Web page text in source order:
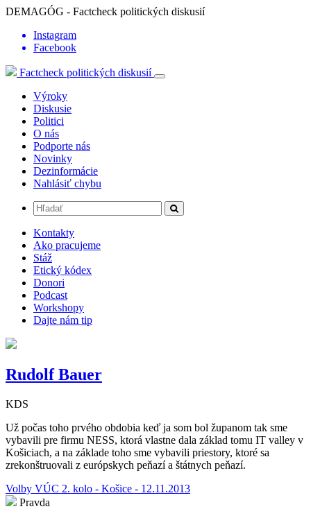
DEMAGÓG - Factcheck politických diskusií
Instagram
Facebook
Factcheck politických diskusií
Výroky
Diskusie
Politici
O nás
Podporte nás
Novinky
Dezinformácie
Nahlásiť chybu
Kontakty
Ako pracujeme
Stáž
Etický kódex
Donori
Podcast
Workshopy
Dajte nám tip
Rudolf Bauer
KDS
Už počas toho prvého obdobia keď ja som bol županom tak sme
vybavili pre firmu NESS, ktorá vlastne dala základ tomu IT valley v
Košiciach, a na základe toho sme vybavili priestory, ktoré sa
zrekonštruovali z európskych peňazí a štátnych peňazí.
Volby VÚC 2. kolo - Košice - 12.11.2013
Pravda